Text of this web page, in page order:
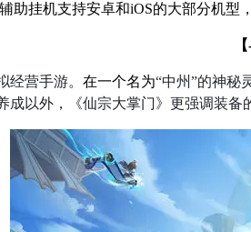
助挂机支持安卓和iOS的大部分机型
【
营手游。 在一个名为“中州”的神秘
以外，《仙宗大掌门》更强调装备